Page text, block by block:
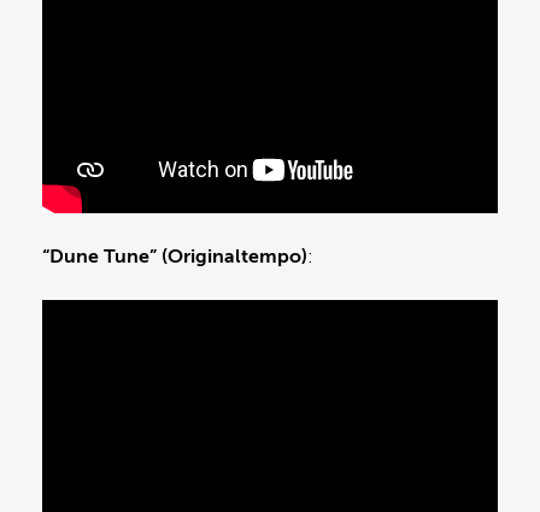
“Dune Tune” (Originaltempo):